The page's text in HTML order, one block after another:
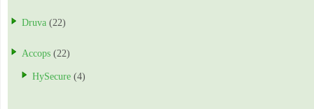
Druva (22)
Accops (22)
HySecure (4)